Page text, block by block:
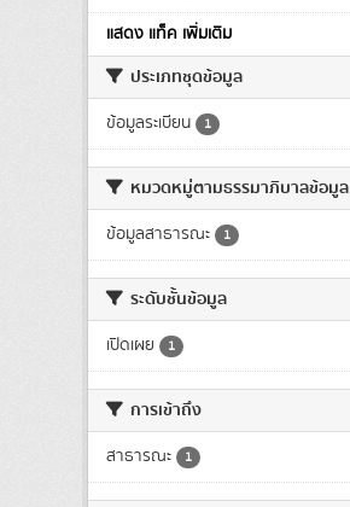
แสดง แท็ค เพิ่มเติม
ประเภทชุดข้อมูล
ข้อมูลระเบียน 1
หมวดหมู่ตามธรรมาภิบาลข้อมูล
ข้อมูลสาธารณะ 1
ระดับชั้นข้อมูล
เปิดเผย 1
การเข้าถึง
สาธารณะ 1